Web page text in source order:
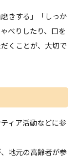
きする」「しっか
べりしたり、口を
くことが、大切で
ィア活動などに参
地元の高齢者が参